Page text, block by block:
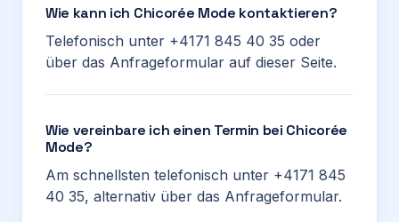
Wie kann ich Chicorée Mode kontaktieren?
Telefonisch unter +4171 845 40 35 oder
über das Anfrageformular auf dieser Seite.
Wie vereinbare ich einen Termin bei Chicorée
Mode?
Am schnellsten telefonisch unter +4171 845
40 35, alternativ über das Anfrageformular.